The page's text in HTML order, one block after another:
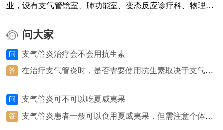
业，设有支气管镜室、肺功能室、变态反应诊疗科、物理治
心等科室与功能区域。 医院配备联影 64 排 16 层螺旋 CT、
联影数字放射成像系统（DR）、NSA800 全自动生化分析系
统、呼出气一氧化氮（FeNO）测定仪等医疗设备，并组建
有呼吸与危重症医学科、检验科、影像科、病理科等多学科
问大家
问 支气管炎治疗会不会用抗生素
答
在治疗支气管炎时，是否需要使用抗生素取决于支气管
的，医生可能会考虑使用抗生素来治疗。细菌感染通常
表现为支气管炎的急性加重，伴有黏稠的痰、发热、咳
嗽等症状。在这种情况下，抗生素可以帮助清除细菌感
问 支气管炎可不可以吃夏威夷果
答
支气管炎患者一般可以食用夏威夷果，但需注意个体差